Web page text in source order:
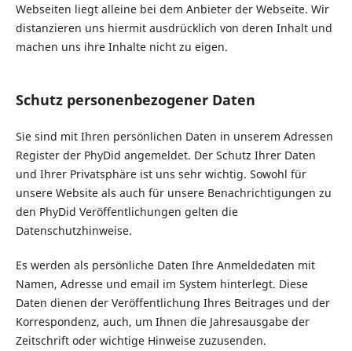
Webseiten liegt alleine bei dem Anbieter der Webseite. Wir
distanzieren uns hiermit ausdrücklich von deren Inhalt und
machen uns ihre Inhalte nicht zu eigen.
Schutz personenbezogener Daten
Sie sind mit Ihren persönlichen Daten in unserem Adressen
Register der PhyDid angemeldet. Der Schutz Ihrer Daten
und Ihrer Privatsphäre ist uns sehr wichtig. Sowohl für
unsere Website als auch für unsere Benachrichtigungen zu
den PhyDid Veröffentlichungen gelten die
Datenschutzhinweise.
Es werden als persönliche Daten Ihre Anmeldedaten mit
Namen, Adresse und email im System hinterlegt. Diese
Daten dienen der Veröffentlichung Ihres Beitrages und der
Korrespondenz, auch, um Ihnen die Jahresausgabe der
Zeitschrift oder wichtige Hinweise zuzusenden.